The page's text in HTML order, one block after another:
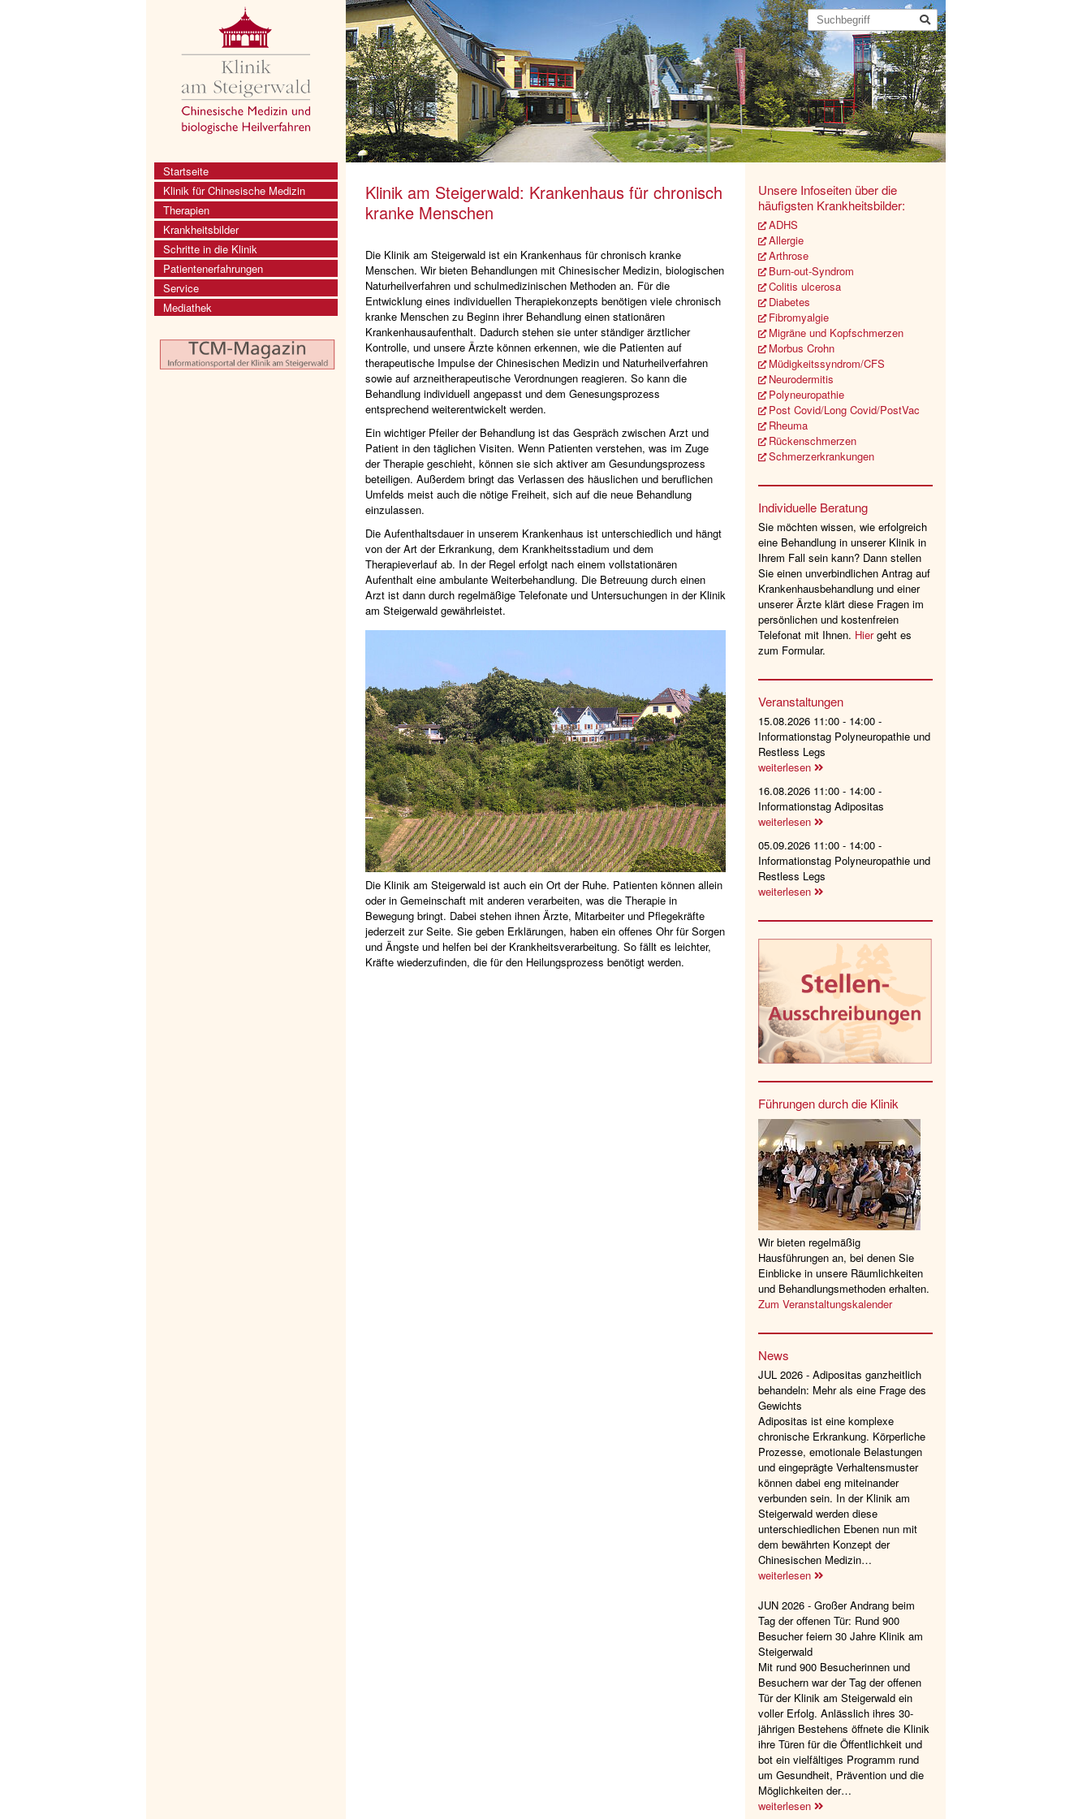
Startseite
Klinik für Chinesische Medizin
Therapien
Krankheitsbilder
Schritte in die Klinik
Patientenerfahrungen
Service
Mediathek
Klinik am Steigerwald: Krankenhaus für chronisch
kranke Menschen
Die Klinik am Steigerwald ist ein Krankenhaus für chronisch kranke
Menschen. Wir bieten Behandlungen mit Chinesischer Medizin, biologischen
Naturheilverfahren und schulmedizinischen Methoden an. Für die
Entwicklung eines individuellen Therapiekonzepts benötigen viele chronisch
kranke Menschen zu Beginn ihrer Behandlung einen stationären
Krankenhausaufenthalt. Dadurch stehen sie unter ständiger ärztlicher
Kontrolle, und unsere Ärzte können erkennen, wie die Patienten auf
therapeutische Impulse der Chinesischen Medizin und Naturheilverfahren
sowie auf arzneitherapeutische Verordnungen reagieren. So kann die
Behandlung individuell angepasst und dem Genesungsprozess
entsprechend weiterentwickelt werden.
Ein wichtiger Pfeiler der Behandlung ist das Gespräch zwischen Arzt und
Patient in den täglichen Visiten. Wenn Patienten verstehen, was im Zuge
der Therapie geschieht, können sie sich aktiver am Gesundungsprozess
beteiligen. Außerdem bringt das Verlassen des häuslichen und beruflichen
Umfelds meist auch die nötige Freiheit, sich auf die neue Behandlung
einzulassen.
Die Aufenthaltsdauer in unserem Krankenhaus ist unterschiedlich und hängt
von der Art der Erkrankung, dem Krankheitsstadium und dem
Therapieverlauf ab. In der Regel erfolgt nach einem vollstationären
Aufenthalt eine ambulante Weiterbehandlung. Die Betreuung durch einen
Arzt ist dann durch regelmäßige Telefonate und Untersuchungen in der Klinik
am Steigerwald gewährleistet.
Die Klinik am Steigerwald ist auch ein Ort der Ruhe. Patienten können allein
oder in Gemeinschaft mit anderen verarbeiten, was die Therapie in
Bewegung bringt. Dabei stehen ihnen Ärzte, Mitarbeiter und Pflegekräfte
jederzeit zur Seite. Sie geben Erklärungen, haben ein offenes Ohr für Sorgen
und Ängste und helfen bei der Krankheitsverarbeitung. So fällt es leichter,
Kräfte wiederzufinden, die für den Heilungsprozess benötigt werden.
Unsere Infoseiten über die
häufigsten Krankheitsbilder:
ADHS
Allergie
Arthrose
Burn-out-Syndrom
Colitis ulcerosa
Diabetes
Fibromyalgie
Migräne und Kopfschmerzen
Morbus Crohn
Müdigkeitssyndrom/CFS
Neurodermitis
Polyneuropathie
Post Covid/Long Covid/PostVac
Rheuma
Rückenschmerzen
Schmerzerkrankungen
Individuelle Beratung
Sie möchten wissen, wie erfolgreich
eine Behandlung in unserer Klinik in
Ihrem Fall sein kann? Dann stellen
Sie einen unverbindlichen Antrag auf
Krankenhausbehandlung und einer
unserer Ärzte klärt diese Fragen im
persönlichen und kostenfreien
Telefonat mit Ihnen. Hiergeht es
zum Formular.
Veranstaltungen
15.08.2026 11:00 - 14:00 -
Informationstag Polyneuropathie und
Restless Legs
weiterlesen
16.08.2026 11:00 - 14:00 -
Informationstag Adipositas
weiterlesen
05.09.2026 11:00 - 14:00 -
Informationstag Polyneuropathie und
Restless Legs
weiterlesen
Führungen durch die Klinik
Wir bieten regelmäßig
Hausführungen an, bei denen Sie
Einblicke in unsere Räumlichkeiten
und Behandlungsmethoden erhalten.
Zum Veranstaltungskalender
News
JUL 2026 - Adipositas ganzheitlich
behandeln: Mehr als eine Frage des
Gewichts
Adipositas ist eine komplexe
chronische Erkrankung. Körperliche
Prozesse, emotionale Belastungen
und eingeprägte Verhaltensmuster
können dabei eng miteinander
verbunden sein. In der Klinik am
Steigerwald werden diese
unterschiedlichen Ebenen nun mit
dem bewährten Konzept der
Chinesischen Medizin…
weiterlesen
JUN 2026 - Großer Andrang beim
Tag der offenen Tür: Rund 900
Besucher feiern 30 Jahre Klinik am
Steigerwald
Mit rund 900 Besucherinnen und
Besuchern war der Tag der offenen
Tür der Klinik am Steigerwald ein
voller Erfolg. Anlässlich ihres 30-
jährigen Bestehens öffnete die Klinik
ihre Türen für die Öffentlichkeit und
bot ein vielfältiges Programm rund
um Gesundheit, Prävention und die
Möglichkeiten der…
weiterlesen